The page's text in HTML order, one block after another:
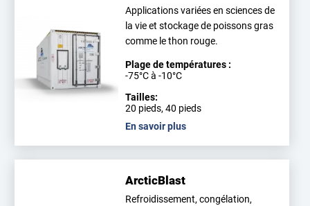
Applications variées en sciences de
la vie et stockage de poissons gras
comme le thon rouge.
Plage de températures :
-75°C à -10°C
Tailles:
20 pieds, 40 pieds
En savoir plus
ArcticBlast
Refroidissement, congélation,